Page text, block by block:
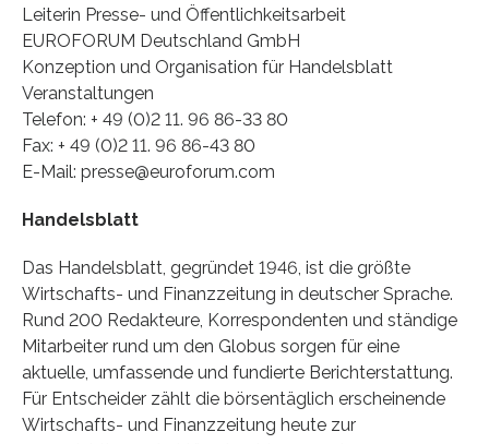
Leiterin Presse- und Öffentlichkeitsarbeit
EUROFORUM Deutschland GmbH
Konzeption und Organisation für Handelsblatt
Veranstaltungen
Telefon: + 49 (0)2 11. 96 86-33 80
Fax: + 49 (0)2 11. 96 86-43 80
E-Mail: presse@euroforum.com
Handelsblatt
Das Handelsblatt, gegründet 1946, ist die größte
Wirtschafts- und Finanzzeitung in deutscher Sprache.
Rund 200 Redakteure, Korrespondenten und ständige
Mitarbeiter rund um den Globus sorgen für eine
aktuelle, umfassende und fundierte Berichterstattung.
Für Entscheider zählt die börsentäglich erscheinende
Wirtschafts- und Finanzzeitung heute zur